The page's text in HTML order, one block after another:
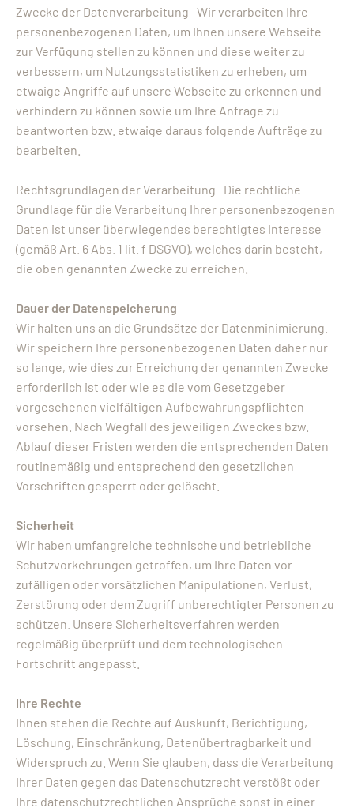
Zwecke der Datenverarbeitung Wir verarbeiten Ihre
personenbezogenen Daten, um Ihnen unsere Webseite
zur Verfügung stellen zu können und diese weiter zu
verbessern, um Nutzungsstatistiken zu erheben, um
etwaige Angriffe auf unsere Webseite zu erkennen und
verhindern zu können sowie um Ihre Anfrage zu
beantworten bzw. etwaige daraus folgende Aufträge zu
bearbeiten.
Rechtsgrundlagen der Verarbeitung Die rechtliche
Grundlage für die Verarbeitung Ihrer personenbezogenen
Daten ist unser überwiegendes berechtigtes Interesse
(gemäß Art. 6 Abs. 1 lit. f DSGVO), welches darin besteht,
die oben genannten Zwecke zu erreichen.
Dauer der Datenspeicherung
Wir halten uns an die Grundsätze der Datenminimierung.
Wir speichern Ihre personenbezogenen Daten daher nur
so lange, wie dies zur Erreichung der genannten Zwecke
erforderlich ist oder wie es die vom Gesetzgeber
vorgesehenen vielfältigen Aufbewahrungspflichten
vorsehen. Nach Wegfall des jeweiligen Zweckes bzw.
Ablauf dieser Fristen werden die entsprechenden Daten
routinemäßig und entsprechend den gesetzlichen
Vorschriften gesperrt oder gelöscht.
Sicherheit
Wir haben umfangreiche technische und betriebliche
Schutzvorkehrungen getroffen, um Ihre Daten vor
zufälligen oder vorsätzlichen Manipulationen, Verlust,
Zerstörung oder dem Zugriff unberechtigter Personen zu
schützen. Unsere Sicherheitsverfahren werden
regelmäßig überprüft und dem technologischen
Fortschritt angepasst.
Ihre Rechte
Ihnen stehen die Rechte auf Auskunft, Berichtigung,
Löschung, Einschränkung, Datenübertragbarkeit und
Widerspruch zu. Wenn Sie glauben, dass die Verarbeitung
Ihrer Daten gegen das Datenschutzrecht verstößt oder
Ihre datenschutzrechtlichen Ansprüche sonst in einer